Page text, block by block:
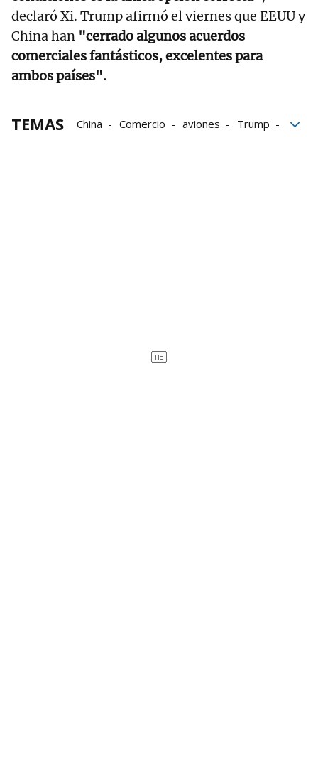
declaró Xi. Trump afirmó el viernes que EEUU y
China han "cerrado algunos acuerdos
comerciales fantásticos, excelentes para
ambos países".
TEMAS China Comercio aviones
Trump